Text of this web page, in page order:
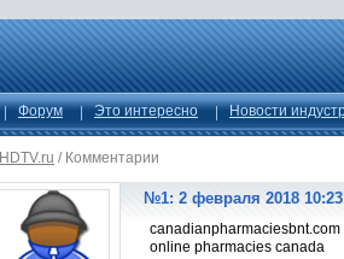
Форум Это интересно Новости
HDTV.ru / Комментарии
№1: 2 февраля 2018 10:23
canadianpharmaciesbnt.com
online pharmacies canada